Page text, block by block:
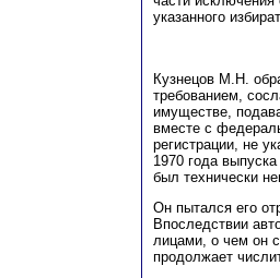
указанного
Кузнецов М .Н.
требованием,
имуществе,
вместе с
регистрации, не
1970 года
был технически
Он пытался его
Впоследствии
лицами, о чем он
продолжает